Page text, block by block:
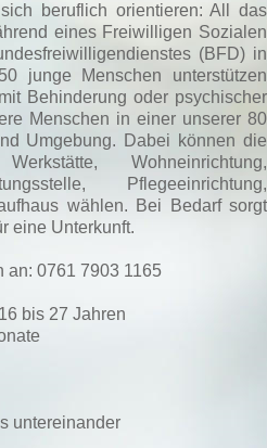
beruflich orientieren: All das
eines Freiwilligen Sozialen
(BFD) in
junge Menschen unterstützen
Behinderung oder psychischer
Menschen in einer unserer 80
Umgebung. Dabei können die
Wohneinrichtung,
Pflegeeinrichtung,
wählen. Bei Bedarf sorgt
eine Unterkunft.
an: 0761 7903 1165
bis 27 Jahren
untereinander